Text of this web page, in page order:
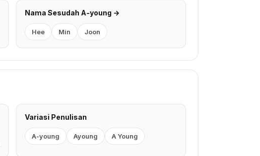
Nama Sesudah A-young →
Hee Min Joon
Variasi Penulisan
A-young Ayoung A Young